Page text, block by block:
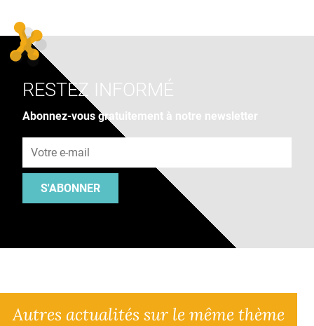
RESTEZ INFORMÉ
Abonnez-vous gratuitement à notre newsletter
S'ABONNER
Autres actualités sur le même thème